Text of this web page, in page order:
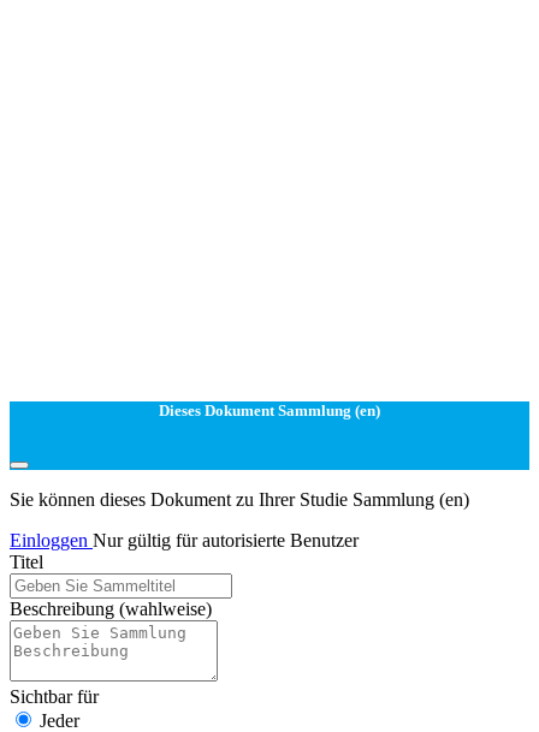
Dieses Dokument Sammlung (en)
Sie können dieses Dokument zu Ihrer Studie Sammlung (en)
Einloggen Nur gültig für autorisierte Benutzer
Titel
Beschreibung (wahlweise)
Sichtbar für
Jeder